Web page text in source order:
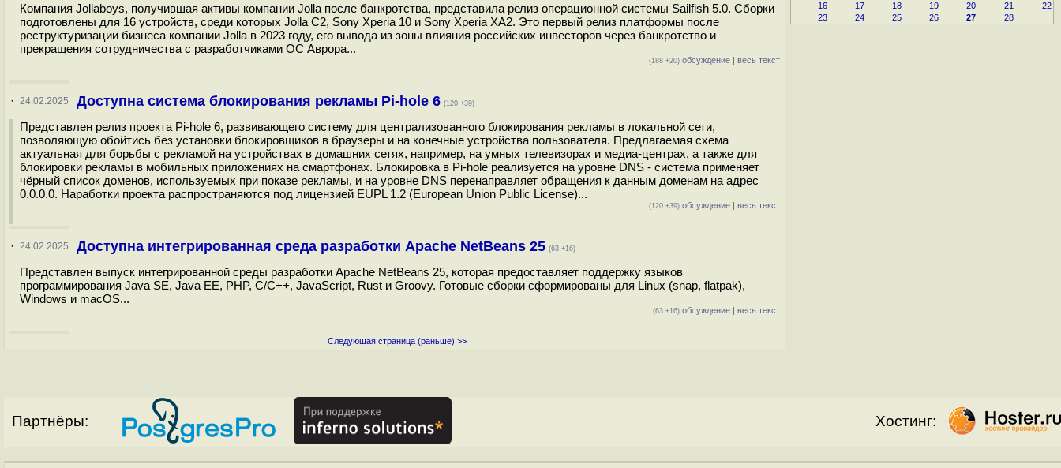
Компания Jollaboys, получившая активы компании Jolla после банкротства, представила релиз операционной системы Sailfish 5.0. Сборки
подготовлены для 16 устройств, среди которых Jolla C2, Sony Xperia 10 и Sony Xperia XA2. Это первый релиз платформы после
реструктуризации бизнеса компании Jolla в 2023 году, его вывода из зоны влияния российских инвесторов через банкротство и
прекращения сотрудничества с разработчиками ОС Аврора...
(188 +20) обсуждение | весь текст
· 24.02.2025 Доступна система блокирования рекламы Pi-hole 6 (120 +39)
Представлен релиз проекта Pi-hole 6, развивающего систему для централизованного блокирования рекламы в локальной сети,
позволяющую обойтись без установки блокировщиков в браузеры и на конечные устройства пользователя. Предлагаемая схема
актуальная для борьбы с рекламой на устройствах в домашних сетях, например, на умных телевизорах и медиа-центрах, а также для
блокировки рекламы в мобильных приложениях на смартфонах. Блокировка в Pi-hole реализуется на уровне DNS - система применяет
чёрный список доменов, используемых при показе рекламы, и на уровне DNS перенаправляет обращения к данным доменам на адрес
0.0.0.0. Наработки проекта распространяются под лицензией EUPL 1.2 (European Union Public License)...
(120 +39) обсуждение | весь текст
· 24.02.2025 Доступна интегрированная среда разработки Apache NetBeans 25 (63 +16)
Представлен выпуск интегрированной среды разработки Apache NetBeans 25, которая предоставляет поддержку языков
программирования Java SE, Java EE, PHP, C/C++, JavaScript, Rust и Groovy. Готовые сборки сформированы для Linux (snap, flatpak),
Windows и macOS...
(63 +16) обсуждение | весь текст
Следующая страница (раньше) >>
16
17 18 19 20 21
22
23
24 25 26 27 28
Партнёры: Хостинг: